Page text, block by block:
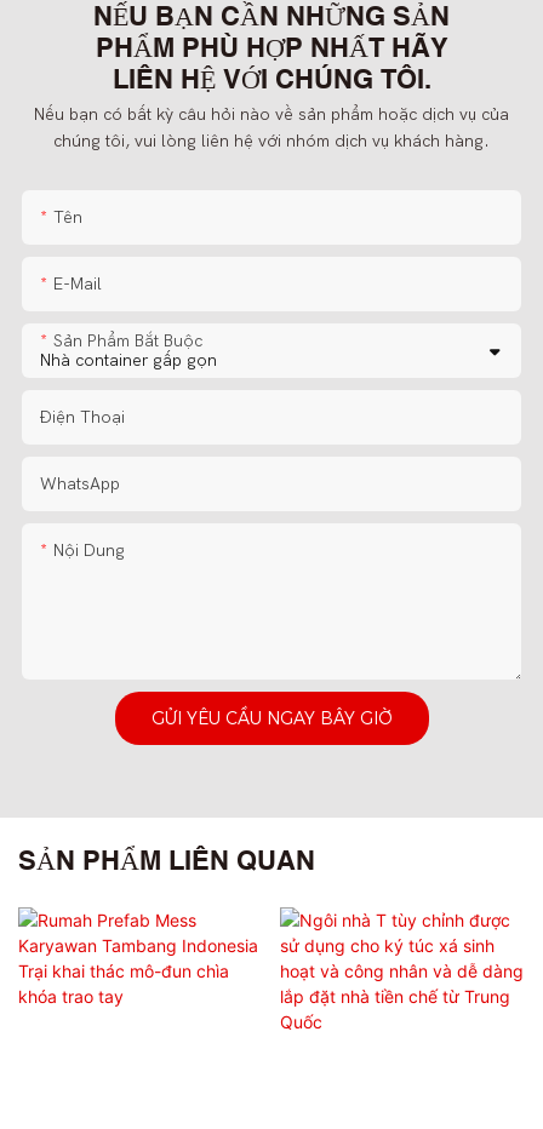
NẾU BẠN CẦN NHỮNG SẢN
PHẨM PHÙ HỢP NHẤT HÃY
LIÊN HỆ VỚI CHÚNG TÔI.
Nếu bạn có bất kỳ câu hỏi nào về sản phẩm hoặc dịch vụ của
chúng tôi, vui lòng liên hệ với nhóm dịch vụ khách hàng.
Tên
E-Mail
Sản Phẩm Bắt Buộc
Điện Thoại
WhatsApp
Nội Dung
GỬI YÊU CẦU NGAY BÂY GIỜ
SẢN PHẨM LIÊN QUAN